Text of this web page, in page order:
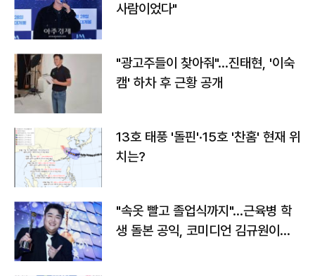
사람이었다"
"광고주들이 찾아줘"…진태현, '이숙
캠' 하차 후 근황 공개
13호 태풍 '돌핀'·15호 '찬홈' 현재 위
치는?
"속옷 빨고 졸업식까지"…근육병 학
생 돌본 공익, 코미디언 김규원이었